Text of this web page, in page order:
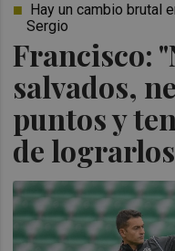
Francisco:
salvados,
puntos y
de lograrlos
Hay un cambio brutal
Sergio